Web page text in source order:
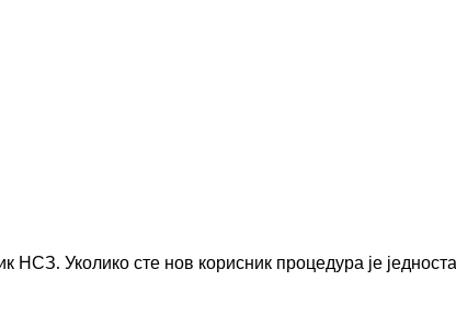
НСЗ. Уколико сте нов корисник процедура је